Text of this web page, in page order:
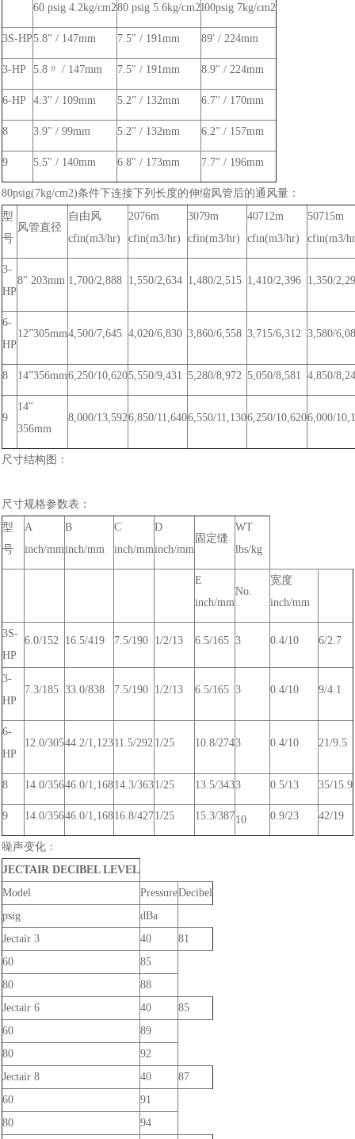
60 psig 4.2kg/cm280 psig 5.6kg/cm2l00psig 7kg/cm2
3S-HP5.8" / 147mm 7.5" / 191mm 89' / 224mm
3-HP 5.8〃 / 147mm 7.5" / 191mm 8.9" / 224mm
6-HP 4.3" / 109mm 5.2” / 132mm 6.7" / 170mm
8 3.9" / 99mm 5.2” / 132mm 6.2” / 157mm
9 5.5" / 140mm 6.8" / 173mm 7.7” / 196mm
80psig(7kg/cm2)条件下连接下列长度的伸缩风管后的通风量：
型
号
风管直径
自由风
cfin(m3/hr)
2076m
cfin(m3/hr)
3079m
cfin(m3/hr)
40712m
cfin(m3/hr)
50715m
cfin(m3/
3-
HP
8" 203mm 1,700/2,888 1,550/2,634 1,480/2,515 1,410/2,396 1,350/
6-
HP
12”305mm4,500/7,645 4,020/6,830 3,860/6,558 3,715/6,312 3,580/
8 14”356mm6,250/10,6205,550/9,431 5,280/8,972 5,050/8,581 4,850/
9
14"
356mm
8,000/13,5926,850/11,6406,550/11,1306,250/10,6206,000/
尺寸结构图：
尺寸规格参数表：
型
号
A
inch/mm
B
inch/mm
C
inch/mm
D
inch/mm
固定缝
WT
lbs/kg
E
inch/mm
No.
宽度
inch/mm
3S-
HP
6.0/152 16.5/419 7.5/190 1/2/13 6.5/165 3 0.4/10 6/2.7
3-
HP
7.3/185 33.0/838 7.5/190 1/2/13 6.5/165 3 0.4/10 9/4.1
6-
HP
12.0/30544.2/1,12311.5/292 1/25 10.8/2743 0.4/10 21/9.5
8 14.0/35646.0/1,16814.3/3631/25 13.5/3433 0.5/13 35/15.9
9 14.0/35646.0/1,16816.8/4271/25 15.3/38710 0.9/23 42/19
噪声变化：
JECTAIR DECIBEL LEVEL
Model
PressureDecibel
psig
dBa
Jectair 3
40
81
60
85
80
88
Jectair 6
40
85
60
89
80
92
Jectair 8
40
87
60
91
80
94